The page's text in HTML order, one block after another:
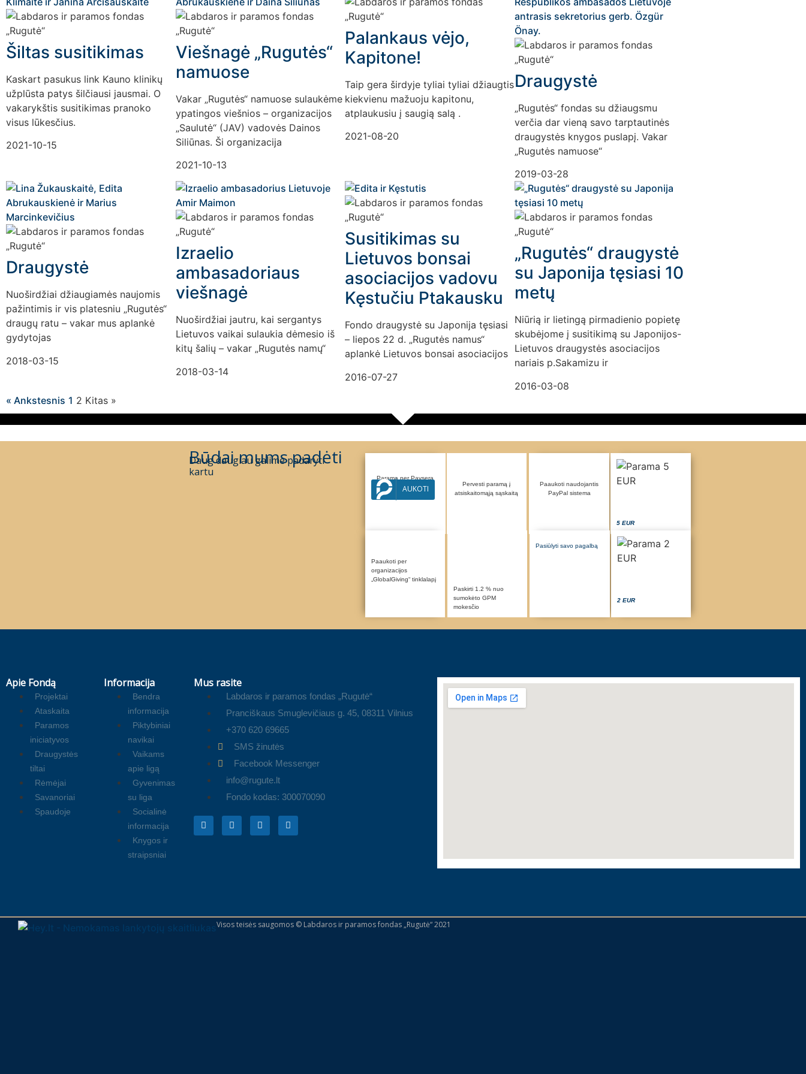
Šiltas susitikimas
Kaskart pasukus link Kauno klinikų
užplūsta patys šilčiausi jausmai. O
vakarykštis susitikimas pranoko
visus lūkesčius.
2021-10-15
Viešnagė „Rugutės“
namuose
Vakar „Rugutės“ namuose sulaukėme
ypatingos viešnios – organizacijos
„Saulutė“ (JAV) vadovės Dainos
Siliūnas. Ši organizacija
2021-10-13
Palankaus vėjo,
Kapitone!
Taip gera širdyje tyliai tyliai džiaugtis
kiekvienu mažuoju kapitonu,
atplaukusiu į saugią salą .
2021-08-20
Draugystė
„Rugutės“ fondas su džiaugsmu
verčia dar vieną savo tarptautinės
draugystės knygos puslapį. Vakar
„Rugutės namuose“
2019-03-28
Draugystė
Nuoširdžiai džiaugiamės naujomis
pažintimis ir vis platesniu „Rugutės“
draugų ratu – vakar mus aplankė
gydytojas
2018-03-15
Izraelio
ambasadoriaus
viešnagė
Nuoširdžiai jautru, kai sergantys
Lietuvos vaikai sulaukia dėmesio iš
kitų šalių – vakar „Rugutės namų“
2018-03-14
Susitikimas su
Lietuvos bonsai
asociacijos vadovu
Kęstučiu Ptakausku
Fondo draugystė su Japonija tęsiasi
– liepos 22 d. „Rugutės namus“
aplankė Lietuvos bonsai asociacijos
2016-07-27
„Rugutės“ draugystė
su Japonija tęsiasi 10
metų
Niūrią ir lietingą pirmadienio popietę
skubėjome į susitikimą su Japonijos-
Lietuvos draugystės asociacijos
nariais p.Sakamizu ir
2016-03-08
« Ankstesnis 1 2 Kitas »
Būdai mums padėti
Daug daugiau galime padaryti
kartu
Parama per Paysera
sistemą
AUKOTI
Pervesti paramą į
atsiskaitomąją sąskaitą
Paaukoti naudojantis
PayPal sistema
5 EUR
Paaukoti per
organizacijos
„GlobalGiving“ tinklalapį
Paskirti 1.2 % nuo
sumokėto GPM
mokesčio
Pasiūlyti savo pagalbą
2 EUR
Apie Fondą
Projektai
Ataskaita
Paramos
iniciatyvos
Draugystės
tiltai
Rėmėjai
Savanoriai
Spaudoje
Informacija
Bendra
informacija
Piktybiniai
navikai
Vaikams
apie ligą
Gyvenimas
su liga
Socialinė
informacija
Knygos ir
straipsniai
Mus rasite
Labdaros ir paramos fondas „Rugutė“
Pranciškaus Smuglevičiaus g. 45, 08311 Vilnius
+370 620 69665
SMS žinutės
Facebook Messenger
info@rugute.lt
Fondo kodas: 300070090
Visos teisės saugomos © Labdaros ir paramos fondas „Rugutė“ 2021